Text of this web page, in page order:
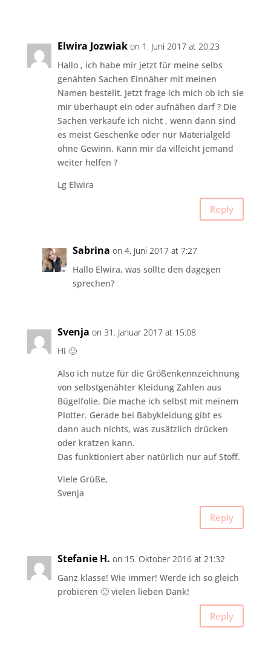
Elwira Jozwiak on 1. Juni 2017 at 20:23
Hallo , ich habe mir jetzt für meine selbs
genähten Sachen Einnäher mit meinen
Namen bestellt. Jetzt frage ich mich ob ich sie
mir überhaupt ein oder aufnähen darf ? Die
Sachen verkaufe ich nicht , wenn dann sind
es meist Geschenke oder nur Materialgeld
ohne Gewinn. Kann mir da villeicht jemand
weiter helfen ?
Lg Elwira
Reply
Sabrina on 4. Juni 2017 at 7:27
Hallo Elwira, was sollte den dagegen
sprechen?
Svenja on 31. Januar 2017 at 15:08
Hi 🙂
Also ich nutze für die Größenkennzeichnung
von selbstgenähter Kleidung Zahlen aus
Bügelfolie. Die mache ich selbst mit meinem
Plotter. Gerade bei Babykleidung gibt es
dann auch nichts, was zusätzlich drücken
oder kratzen kann.
Das funktioniert aber natürlich nur auf Stoff.
Viele Grüße,
Svenja
Reply
Stefanie H. on 15. Oktober 2016 at 21:32
Ganz klasse! Wie immer! Werde ich so gleich
probieren 🙂 vielen lieben Dank!
Reply